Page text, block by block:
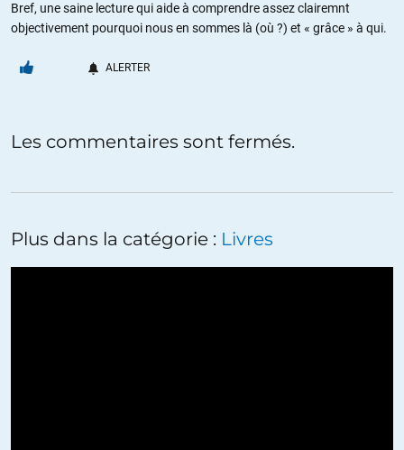
Bref, une saine lecture qui aide à comprendre assez clairemnt
objectivement pourquoi nous en sommes là (où ?) et « grâce » à qui.
ALERTER
Les commentaires sont fermés.
Plus dans la catégorie : Livres